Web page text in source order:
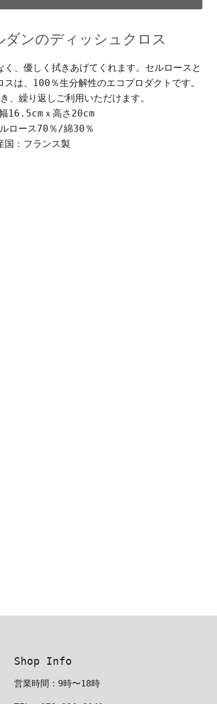
ダンのディッシュクロス
、優しく拭きあげてくれます。セルロースと
は、100％生分解性のエコプロダクトです。
、繰り返しご利用いただけます。
16.5cmｘ高さ20cm
ロース70％/綿30％
国：フランス製
Shop Info
営業時間：9時〜18時